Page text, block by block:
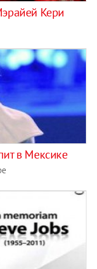
Кери
в Мексике